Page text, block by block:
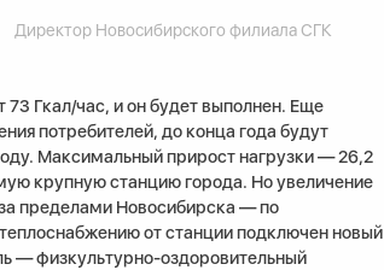
Директор Новосибирского филиала СГК
73 Гкал/час, и он будет выполнен. Еще
потребителей, до конца года будут
Максимальный прирост нагрузки — 26,2
крупную станцию города. Но увеличение
пределами Новосибирска — по
от станции подключен новый
— физкультурно-оздоровительный